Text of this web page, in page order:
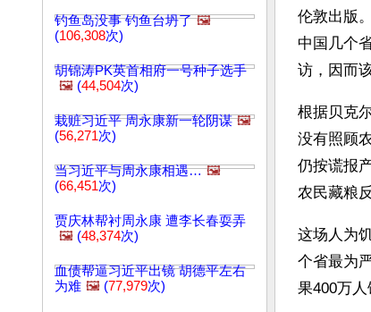
钓鱼岛没事 钓鱼台坍了 🖼️
(106,308次)
胡锦涛PK英首相府一号种子选手
🖼️ (44,504次)
栽赃习近平 周永康新一轮阴谋 🖼️
(56,271次)
当习近平与周永康相遇… 🖼️
(66,451次)
贾庆林帮衬周永康 遭李长春耍弄
🖼️ (48,374次)
血债帮逼习近平出镜 胡德平左右
为难 🖼️ (77,979次)
伦敦出版
中国几个
访，因而
根据贝克
没有照顾
仍按谎报
农民藏粮
这场人为
个省最为
果400万